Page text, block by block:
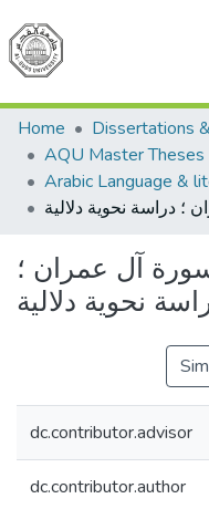
Home
سورة آل عمران ؛
نحوية دلالية
dc.contributor.advisor
dc.contributor.author